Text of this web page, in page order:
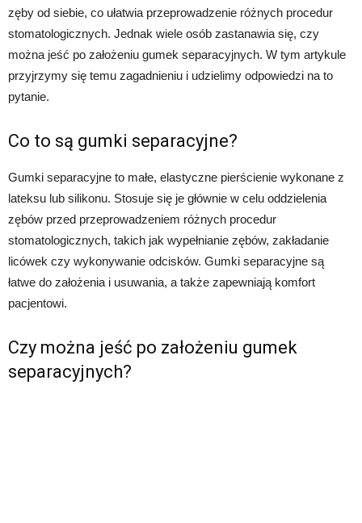
zęby od siebie, co ułatwia przeprowadzenie różnych procedur
stomatologicznych. Jednak wiele osób zastanawia się, czy
można jeść po założeniu gumek separacyjnych. W tym artykule
przyjrzymy się temu zagadnieniu i udzielimy odpowiedzi na to
pytanie.
Co to są gumki separacyjne?
Gumki separacyjne to małe, elastyczne pierścienie wykonane z
lateksu lub silikonu. Stosuje się je głównie w celu oddzielenia
zębów przed przeprowadzeniem różnych procedur
stomatologicznych, takich jak wypełnianie zębów, zakładanie
licówek czy wykonywanie odcisków. Gumki separacyjne są
łatwe do założenia i usuwania, a także zapewniają komfort
pacjentowi.
Czy można jeść po założeniu gumek
separacyjnych?